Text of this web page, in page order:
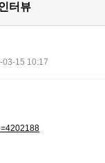
터뷰
03-15 10:17